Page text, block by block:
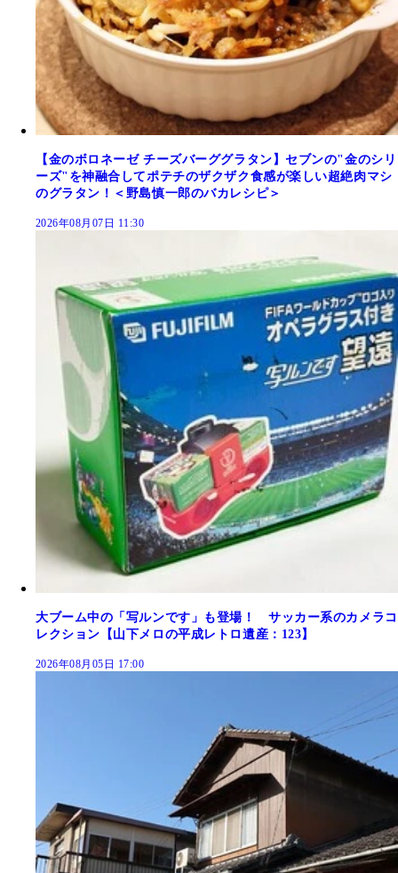
【金のボロネーゼ チーズバーググラタン】セブンの"金のシリ
ーズ"を神融合してポテチのザクザク食感が楽しい超絶肉マシ
のグラタン！＜野島慎一郎のバカレシピ＞
2026年08月07日 11:30
大ブーム中の「写ルンです」も登場！ サッカー系のカメラコ
レクション【山下メロの平成レトロ遺産：123】
2026年08月05日 17:00